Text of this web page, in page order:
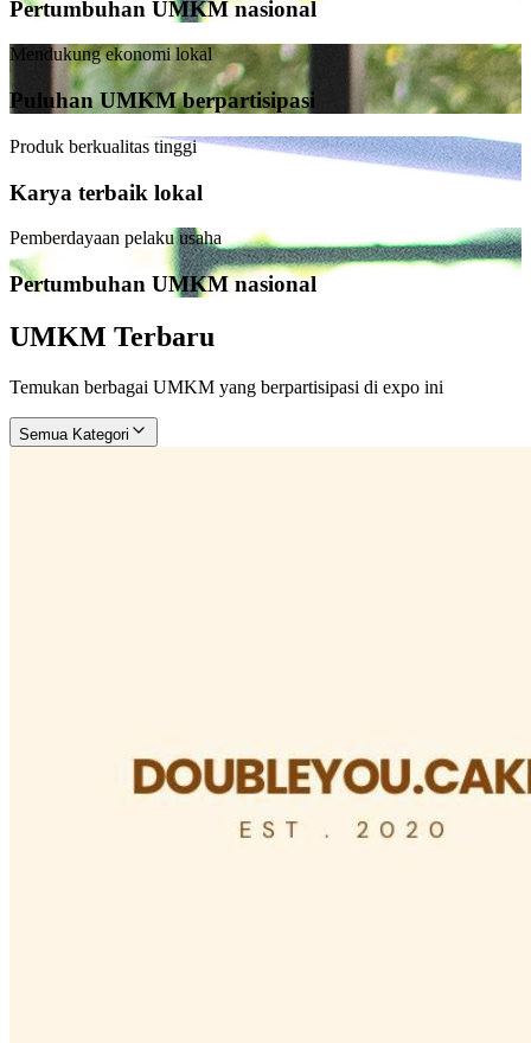
Pertumbuhan UMKM nasional
Mendukung ekonomi lokal
Puluhan UMKM berpartisipasi
Produk berkualitas tinggi
Karya terbaik lokal
Pemberdayaan pelaku usaha
Pertumbuhan UMKM nasional
UMKM Terbaru
Temukan berbagai UMKM yang berpartisipasi di expo ini
Semua Kategori